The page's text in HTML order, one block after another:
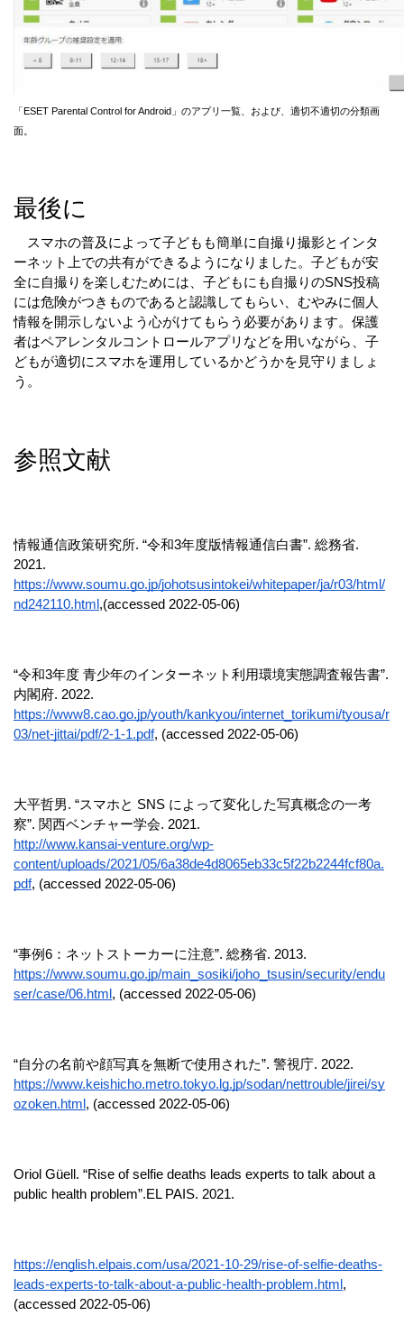
「ESET Parental Control for Android」のアプリ一覧、および、適切不適切の分類画
面。
最後に
スマホの普及によって子どもも簡単に自撮り撮影とインタ
ーネット上での共有ができるようになりました。子どもが安
全に自撮りを楽しむためには、子どもにも自撮りのSNS投稿
には危険がつきものであると認識してもらい、むやみに個人
情報を開示しないよう心がけてもらう必要があります。保護
者はペアレンタルコントロールアプリなどを用いながら、子
どもが適切にスマホを運用しているかどうかを見守りましょ
う。
参照文献
情報通信政策研究所. “令和3年度版情報通信白書”. 総務省.
2021.
https://www.soumu.go.jp/johotsusintokei/whitepaper/ja/r03/html/
nd242110.html,(accessed 2022-05-06)
“令和3年度 青少年のインターネット利用環境実態調査報告書”.
https://www8.cao.go.jp/youth/kankyou/internet_torikumi/tyousa/r
03/net-jittai/pdf/2-1-1.pdf, (accessed 2022-05-06)
大平哲男. “スマホと SNS によって変化した写真概念の一考
察”. 関西ベンチャー学会. 2021.
http://www.kansai-venture.org/wp-
content/uploads/2021/05/6a38de4d8065eb33c5f22b2244fcf80a.
pdf, (accessed 2022-05-06)
“事例6：ネットストーカーに注意”. 総務省. 2013.
https://www.soumu.go.jp/main_sosiki/joho_tsusin/security/endu
ser/case/06.html, (accessed 2022-05-06)
“自分の名前や顔写真を無断で使用された”. 警視庁. 2022.
https://www.keishicho.metro.tokyo.lg.jp/sodan/nettrouble/jirei/sy
ozoken.html, (accessed 2022-05-06)
Oriol Güell. “Rise of selfie deaths leads experts to talk about a
public health problem”.EL PAIS. 2021.
https://english.elpais.com/usa/2021-10-29/rise-of-selfie-deaths-
leads-experts-to-talk-about-a-public-health-problem.html,
(accessed 2022-05-06)